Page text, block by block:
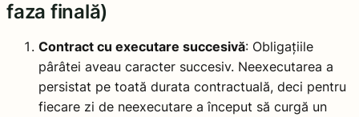
faza finală)
Contract cu executare succesivă: Obligațiile
pârâtei aveau caracter succesiv. Neexecutarea a
persistat pe toată durata contractuală, deci pentru
fiecare zi de neexecutare a început să curgă un